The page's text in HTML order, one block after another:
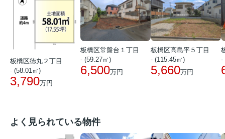
板橋区徳丸２丁目
- (58.01㎡)
3,790万円
板橋区常盤台１丁目
- (59.27㎡)
6,500万円
板橋区高島平５丁目
- (115.45㎡)
5,660万円
-
よく見られている物件